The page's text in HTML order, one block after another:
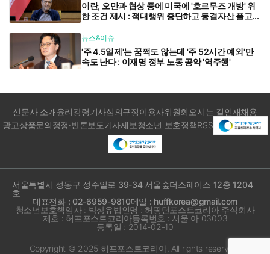
이란, 오만과 협상 중에 미국에 '호르무즈 개방' 위
한 조건 제시 : 적대행위 중단하고 동결자산 풀고...
뉴스&이슈
'주 4.5일제'는 꿈쩍도 않는데 '주 52시간 예외'만
속도 난다 : 이재명 정부 노동 공약 '역주행'
신문사 소개윤리강령기사심의규정이용자위원회 오시는 길인재채용
광고상품문의정정·반론보도기사제보청소년 보호정책RSS
서울특별시 성동구 성수일로 39-34 서울숲더스페이스 12층 1204
호
대표전화 : 02-6959-9810메일 : huffkorea@gmail.com
청소년보호책임자 : 박상유법인명 : 허핑턴포스트코리아 주식회사
제호 : 허프포스트코리아등록번호 : 서울 아 03003
등록일 : 2014-02-10
Copyright © 2025 허프포스트코리아. All rights reserved.